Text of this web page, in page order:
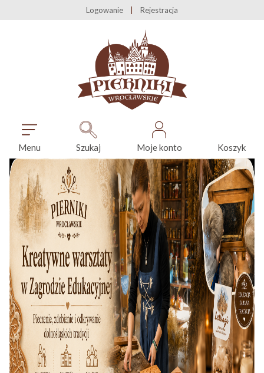
Logowanie Rejestracja
Menu Szukaj Moje konto Koszyk